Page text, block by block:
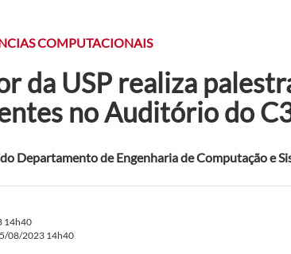
COMPUTACIONAIS
da USP realiza
no Auditório do
Departamento de Engenharia de Computação e
14h40
08/2023 14h40